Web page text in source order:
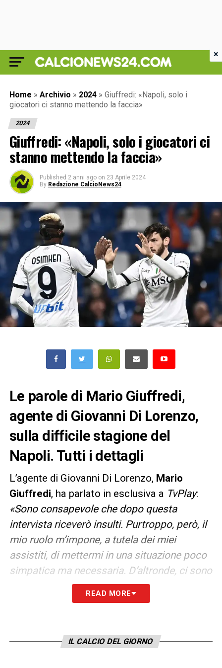
Home » Archivio » 2024 » Giuffredi: «Napoli, solo i
giocatori ci stanno mettendo la faccia»
2024
Giuffredi: «Napoli, solo i giocatori ci
stanno mettendo la faccia»
Published 2 anni ago on 23 Aprile 2024
By Redazione CalcioNews24
Le parole di Mario Giuffredi,
agente di Giovanni Di Lorenzo,
sulla difficile stagione del
Napoli. Tutti i dettagli
L’agente di Giovanni Di Lorenzo, Mario
Giuffredi, ha parlato in esclusiva a TvPlay:
«Sono consapevole che dopo questa
intervista riceverò insulti. Purtroppo, però, il
mio ruolo m’impone, a tutela dei miei
assistiti, di mettermi in una situazione poco
simpatica ma necessaria. D’altronde, ci sono
abituato: l’8 agosto scorso, proprio qui,
parlavo di uno spogliatoio scontento ed ora
READ MORE
IL CALCIO DEL GIORNO
×